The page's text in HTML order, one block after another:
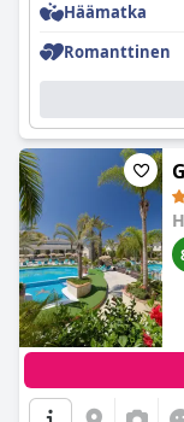
Häämatka
Romanttinen